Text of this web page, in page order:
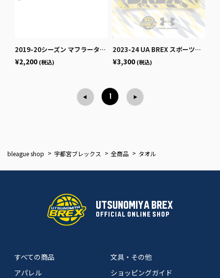
2019-20シーズン マフラータオル「Grab it」
¥2,200 (税込)
2023-24 UA BREX スポーツタオル
¥3,300 (税込)
1
bleague shop 宇都宮ブレックス 全商品 タオル
UTSUNOMIYA BREX
OFFICIAL ONLINE SHOP
すべての商品
アパレル
文具・その他
ショッピングガイド